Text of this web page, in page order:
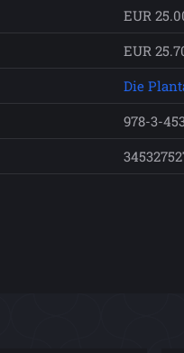
EUR
EUR
Die
978-3-